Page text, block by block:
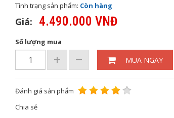
Tình trạng sản phẩm: Còn hàng
Giá: 4.490.000 VNĐ
Số lượng mua
MUA NGAY
Đánh giá sản phẩm
Chia sẻ